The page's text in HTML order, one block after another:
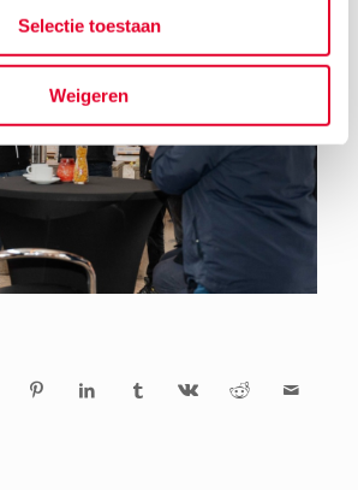
Selectie toestaan
Weigeren